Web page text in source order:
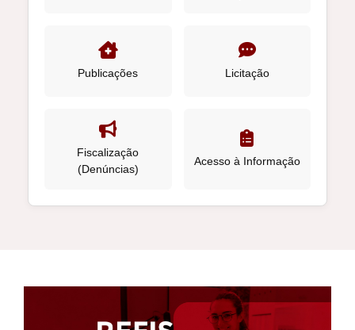
Publicações Licitação
Fiscalização
(Denúncias)
Acesso à Informação